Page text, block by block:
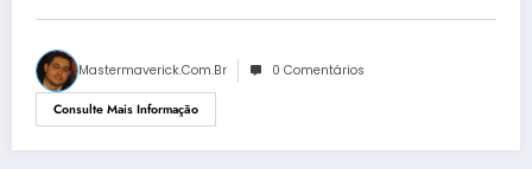
Mastermaverick.com.br 0 Comentários
Consulte Mais Informação